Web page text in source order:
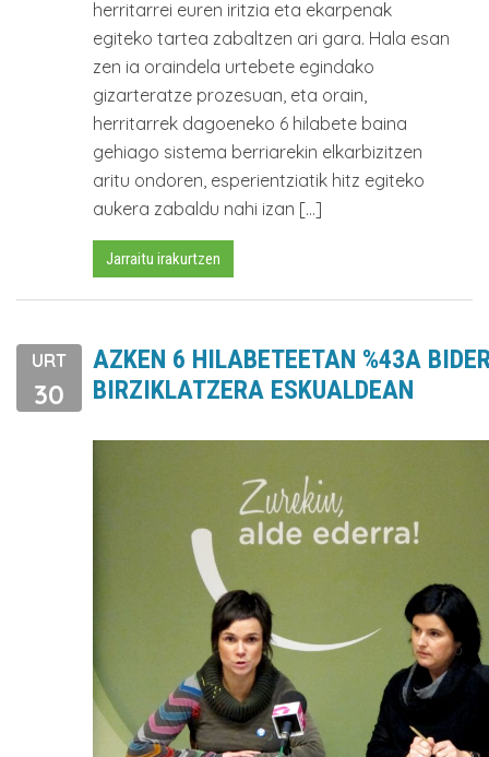
herritarrei euren iritzia eta ekarpenak
egiteko tartea zabaltzen ari gara. Hala esan
zen ia oraindela urtebete egindako
gizarteratze prozesuan, eta orain,
herritarrek dagoeneko 6 hilabete baina
gehiago sistema berriarekin elkarbizitzen
aritu ondoren, esperientziatik hitz egiteko
aukera zabaldu nahi izan […]
Jarraitu irakurtzen
URT
30
AZKEN 6 HILABETEETAN %43A
BIRZIKLATZERA ESKUALDEAN